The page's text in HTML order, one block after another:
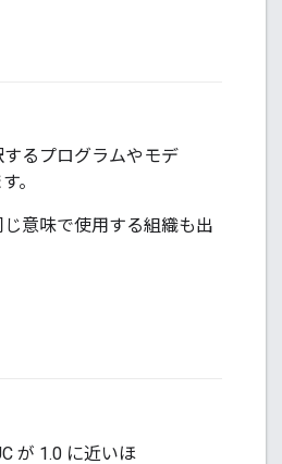
るプログラムやモデ
。
意味で使用する組織も出
が 1.0 に近いほ